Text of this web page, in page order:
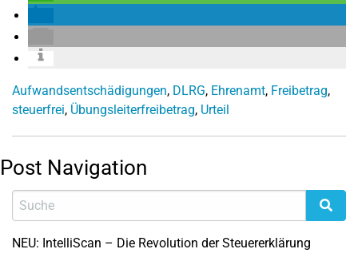
Aufwandsentschädigungen, DLRG, Ehrenamt, Freibetrag,
steuerfrei, Übungsleiterfreibetrag, Urteil
Post Navigation
NEU: IntelliScan – Die Revolution der Steuererklärung